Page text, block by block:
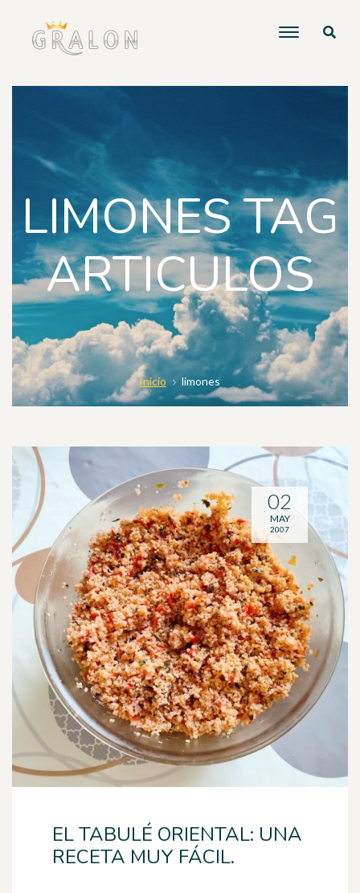
LIMONES TAG
ARTICULOS
Inicio limones
EL TABULÉ ORIENTAL: UNA
RECETA MUY FÁCIL.
02
MAY
2007